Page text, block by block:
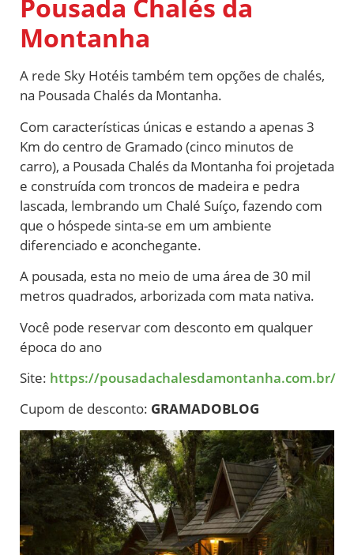
Pousada Chalés da
Montanha
A rede Sky Hotéis também tem opções de chalés,
na Pousada Chalés da Montanha.
Com características únicas e estando a apenas 3
Km do centro de Gramado (cinco minutos de
carro), a Pousada Chalés da Montanha foi projetada
e construída com troncos de madeira e pedra
lascada, lembrando um Chalé Suíço, fazendo com
que o hóspede sinta-se em um ambiente
diferenciado e aconchegante.
A pousada, esta no meio de uma área de 30 mil
metros quadrados, arborizada com mata nativa.
Você pode reservar com desconto em qualquer
época do ano
Site: https://pousadachalesdamontanha.com.br/
Cupom de desconto: GRAMADOBLOG